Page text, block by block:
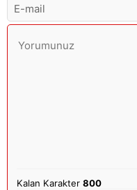
Kalan Karakter800